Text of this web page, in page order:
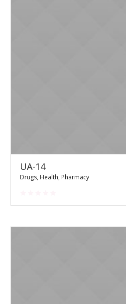
UA-14
Drugs, Health, Pharmacy